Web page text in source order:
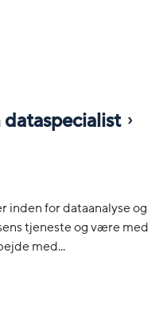
inden for dataanalyse og
tjeneste og være med
med...